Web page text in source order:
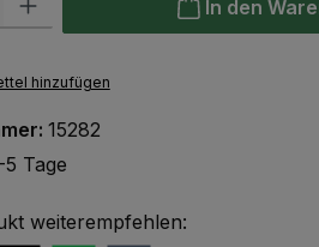
In den
hinzufügen
15282
Tage
weiterempfehlen: